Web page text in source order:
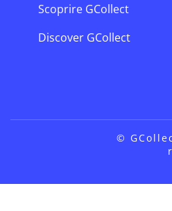
Scoprire GCollect
Discover GCollect
©